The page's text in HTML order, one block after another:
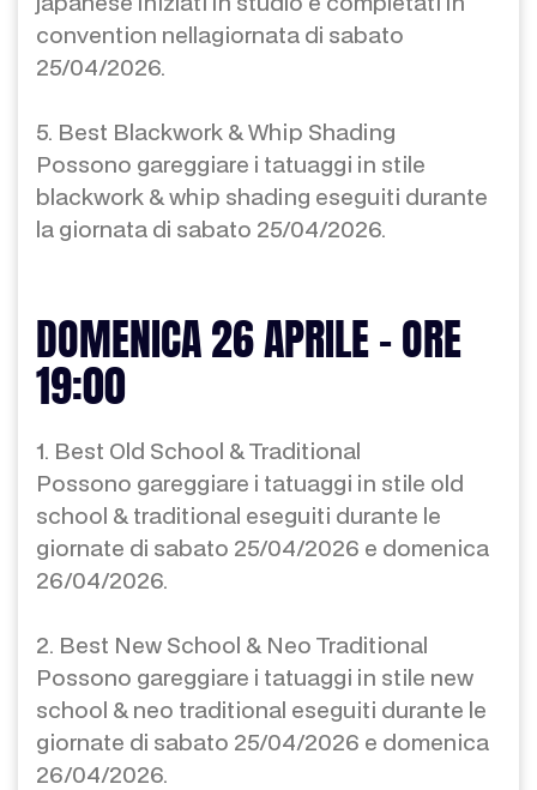
convention nellagiornata di sabato
25/04/2026.
5. Best Blackwork & Whip Shading
Possono gareggiare i tatuaggi in stile
blackwork & whip shading eseguiti durante
la giornata di sabato 25/04/2026.
DOMENICA 26 APRILE - ORE
19:00
1. Best Old School & Traditional
Possono gareggiare i tatuaggi in stile old
school & traditional eseguiti durante le
giornate di sabato 25/04/2026 e domenica
26/04/2026.
2. Best New School & Neo Traditional
Possono gareggiare i tatuaggi in stile new
school & neo traditional eseguiti durante le
giornate di sabato 25/04/2026 e domenica
26/04/2026.